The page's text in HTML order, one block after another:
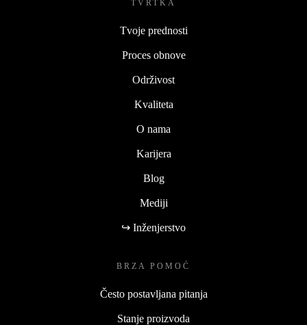
TVRTKA
Tvoje prednosti
Proces obnove
Održivost
Kvaliteta
O nama
Karijera
Blog
Mediji
↪ Inženjerstvo
BRZA POMOĆ
Često postavljana pitanja
Stanje proizvoda